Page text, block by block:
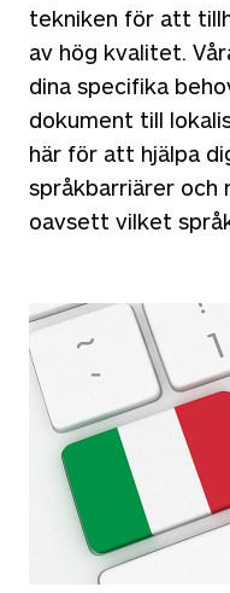
tekniken för att
av hög kvalitet.
dina specifika
dokument till
här för att hjälpa
språkbarriärer och
oavsett vilket